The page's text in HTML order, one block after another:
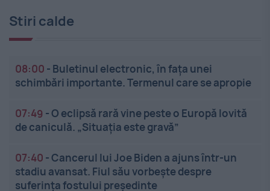
Stiri calde
08:00 - Buletinul electronic, în fața unei
schimbări importante. Termenul care se apropie
07:49 -O eclipsă rară vine peste o Europă lovită
de caniculă. „Situația este gravă”
07:40 -Cancerul lui Joe Biden a ajuns într-un
stadiu avansat. Fiul său vorbește despre
suferința fostului președinte